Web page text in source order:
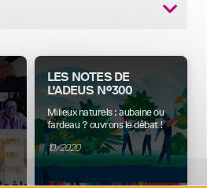
LES NOTES DE
L'ADEUS N°300
Milieux naturels : aubaine ou
fardeau ? ouvrons le débat !
10/2020